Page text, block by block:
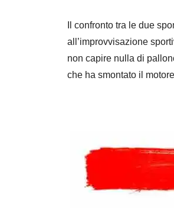
Il confronto tra le due
all’improvvisazione
non capire nulla di
che ha smontato il